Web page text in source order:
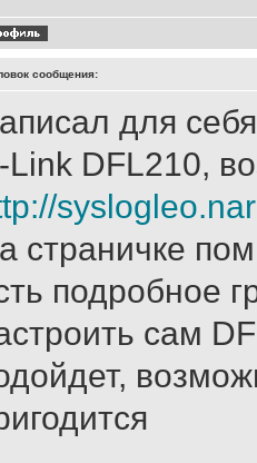
сообщения:
для
Link DFL210,
страничке
подробное
сам